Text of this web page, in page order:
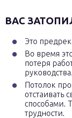
ВАС
Это
Во время
потеря
руководства.
Потолок
отстаивать
способами.
трудности.